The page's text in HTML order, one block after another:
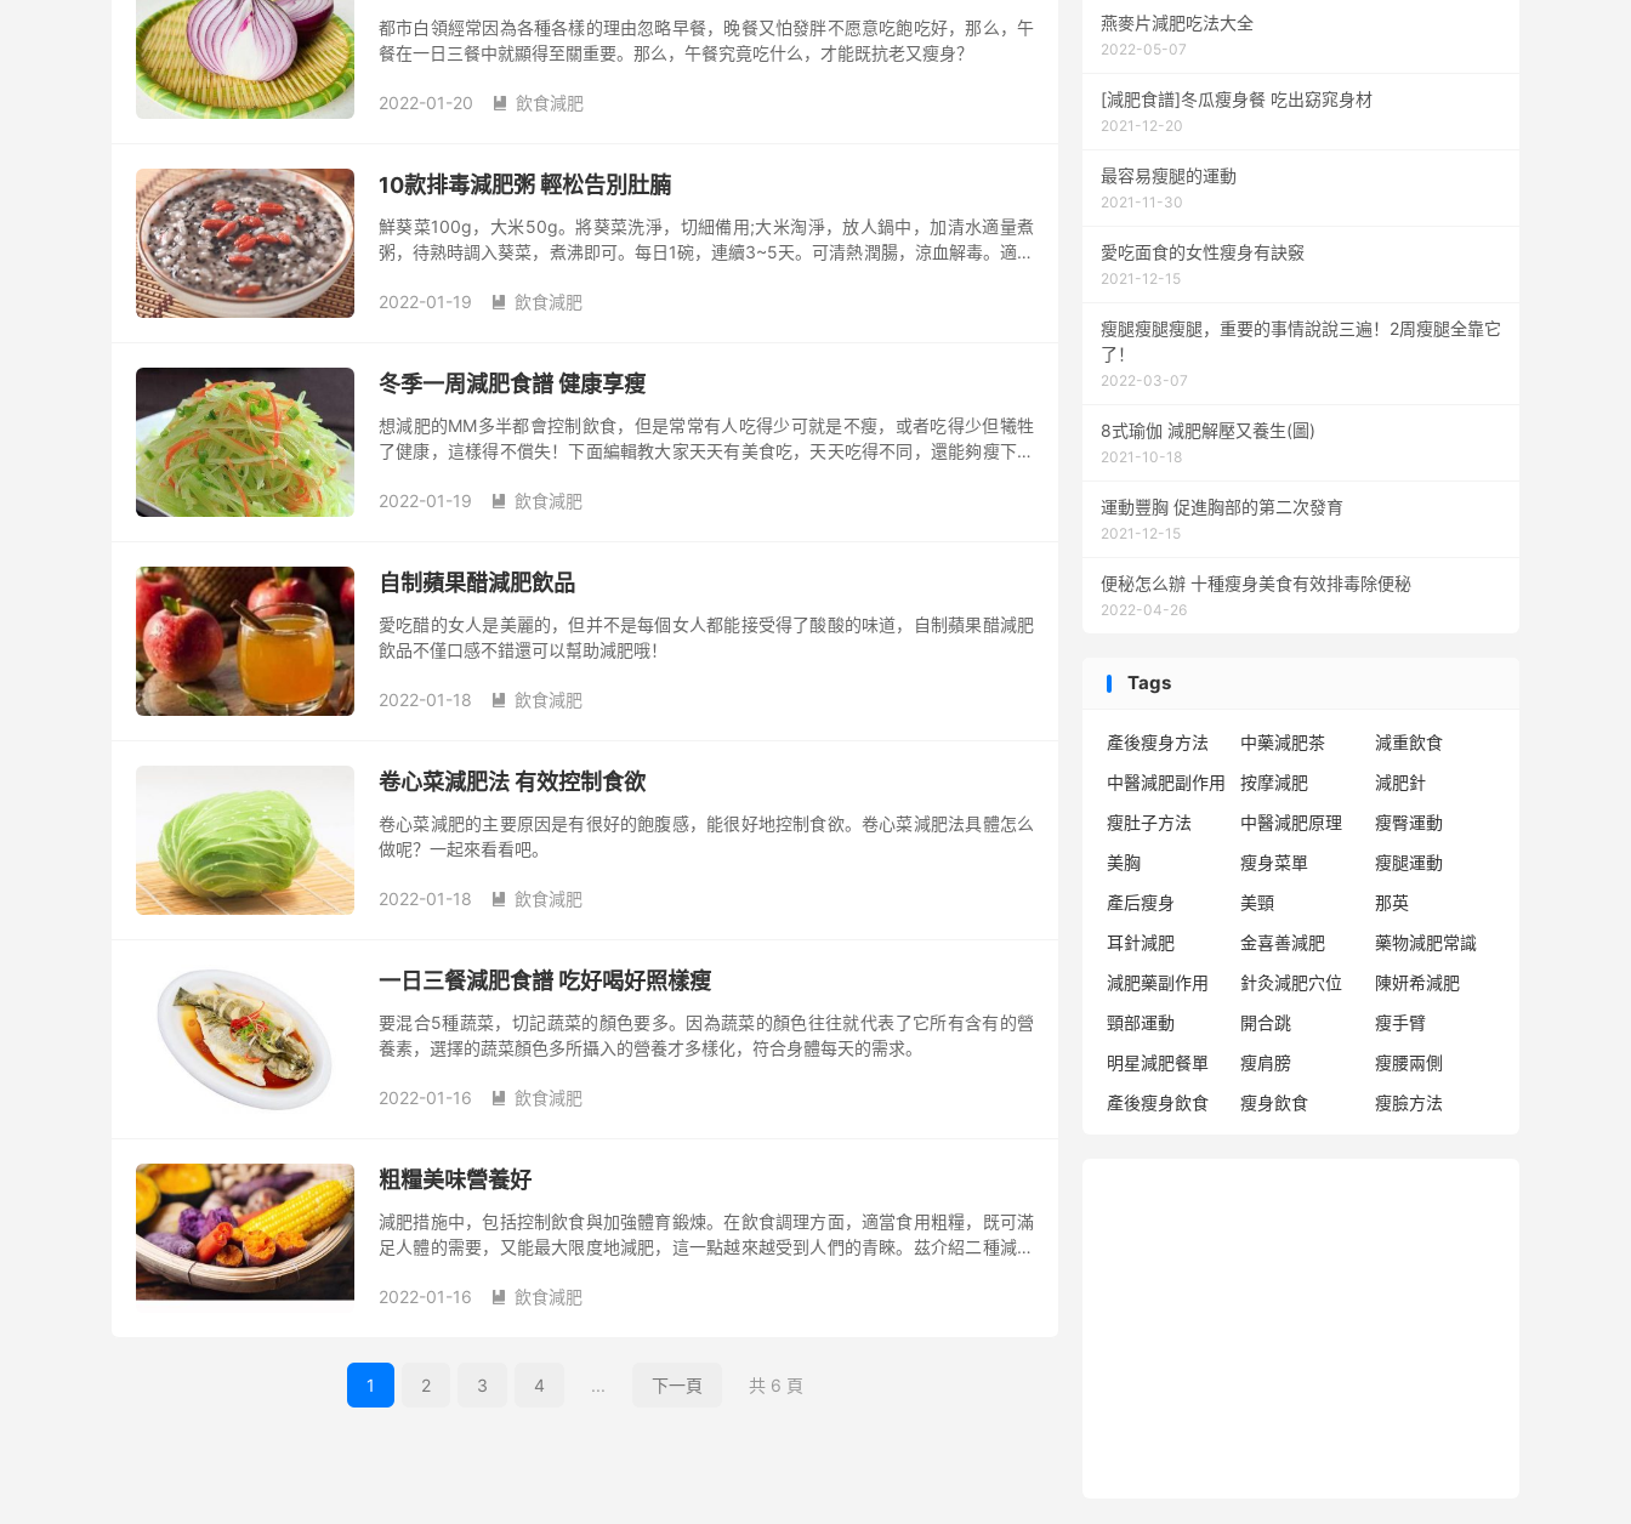
都市白領經常因為各種各樣的理由忽略早餐，晚餐又怕發胖不愿意吃飽吃好，那么，午
餐在一日三餐中就顯得至關重要。那么，午餐究竟吃什么，才能既抗老又瘦身？
2022-01-20  飲食減肥
10款排毒減肥粥 輕松告別肚腩
鮮葵菜100g，大米50g。將葵菜洗淨，切細備用;大米淘淨，放人鍋中，加清水適量煮
粥，待熟時調入葵菜，煮沸即可。每日1碗，連續3~5天。可清熱潤腸，涼血解毒。適用
2022-01-19
 飲食減肥
冬季一周減肥食譜 健康享瘦
想減肥的MM多半都會控制飲食，但是常常有人吃得少可就是不瘦，或者吃得少但犧牲
了健康，這樣得不償失！下面編輯教大家天天有美食吃，天天吃得不同，還能夠瘦下來
2022-01-19
 飲食減肥
自制蘋果醋減肥飲品
愛吃醋的女人是美麗的，但并不是每個女人都能接受得了酸酸的味道，自制蘋果醋減肥
飲品不僅口感不錯還可以幫助減肥哦！
2022-01-18  飲食減肥
卷心菜減肥法 有效控制食欲
卷心菜減肥的主要原因是有很好的飽腹感，能很好地控制食欲。卷心菜減肥法具體怎么
做呢？一起來看看吧。
2022-01-18  飲食減肥
一日三餐減肥食譜 吃好喝好照樣瘦
要混合5種蔬菜，切記蔬菜的顏色要多。因為蔬菜的顏色往往就代表了它所有含有的營
養素，選擇的蔬菜顏色多所攝入的營養才多樣化，符合身體每天的需求。
2022-01-16  飲食減肥
粗糧美味營養好
減肥措施中，包括控制飲食與加強體育鍛煉。在飲食調理方面，適當食用粗糧，既可滿
足人體的需要，又能最大限度地減肥，這一點越來越受到人們的青睞。茲介紹二種減肥
2022-01-16
 飲食減肥
1 2 3 4 ... 下一頁 共 6 頁
燕麥片減肥吃法大全
2022-05-07
[減肥食譜]冬瓜瘦身餐 吃出窈窕身材
2021-12-20
最容易瘦腿的運動
2021-11-30
愛吃面食的女性瘦身有訣竅
2021-12-15
瘦腿瘦腿瘦腿，重要的事情說說三遍！2周瘦腿全靠它
了！
2022-03-07
8式瑜伽 減肥解壓又養生(圖)
2021-10-18
運動豐胸 促進胸部的第二次發育
2021-12-15
便秘怎么辦 十種瘦身美食有效排毒除便秘
2022-04-26
Tags
產後瘦身方法 中藥減肥茶
減重飲食
中醫減肥副作用
按摩減肥
減肥針
瘦肚子方法
中醫減肥原理
瘦臀運動
美胸
瘦身菜單
瘦腿運動
產后瘦身
美頸
那英
耳針減肥
金喜善減肥
藥物減肥常識
減肥藥副作用
針灸減肥穴位
陳妍希減肥
頸部運動
開合跳
瘦手臂
明星減肥餐單
瘦肩膀
瘦腰兩側
產後瘦身飲食
瘦身飲食 瘦臉方法